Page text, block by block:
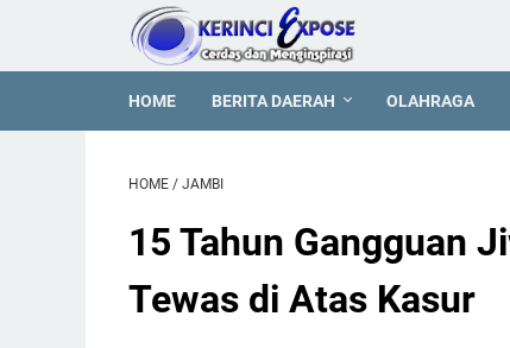
HOME BERITA DAERAH OLAHRAGA
HOME / JAMBI
15 Tahun Gangguan
Tewas di Atas Kasur